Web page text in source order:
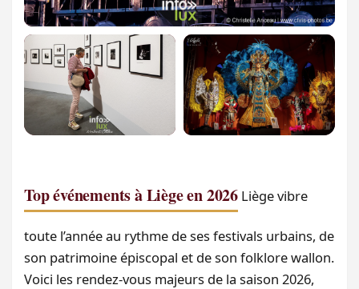
Top événements à Liège en 2026 Liège vibre
toute l’année au rythme de ses festivals urbains, de
son patrimoine épiscopal et de son folklore wallon.
Voici les rendez-vous majeurs de la saison 2026,